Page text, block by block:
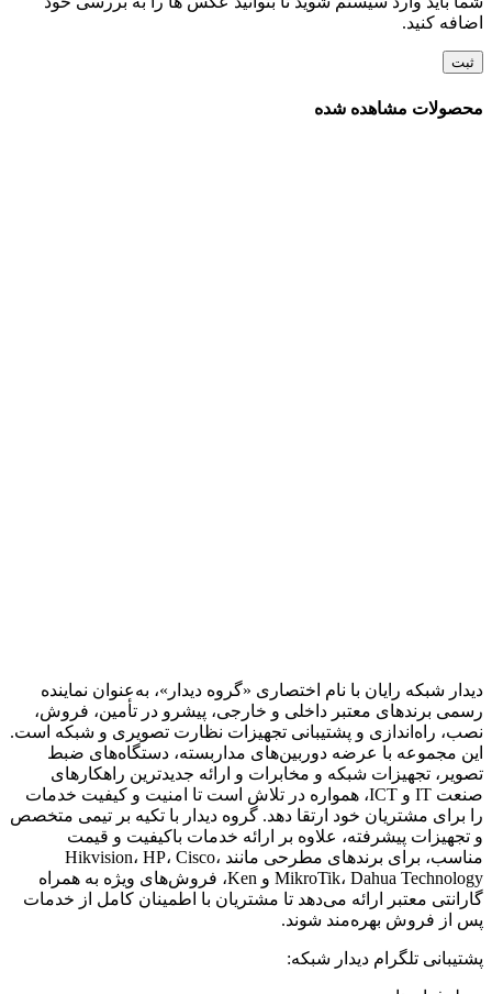
اضافه کنید.
محصولات مشاهده شده
دیدار شبکه رایان با نام اختصاری «گروه دیدار»، به‌عنوان نماینده
رسمی برندهای معتبر داخلی و خارجی، پیشرو در تأمین، فروش،
نصب، راه‌اندازی و پشتیبانی تجهیزات نظارت تصویری و شبکه است.
این مجموعه با عرضه دوربین‌های مداربسته، دستگاه‌های ضبط
تصویر، تجهیزات شبکه و مخابرات و ارائه جدیدترین راهکارهای
صنعت IT و ICT، همواره در تلاش است تا امنیت و کیفیت خدمات
را برای مشتریان خود ارتقا دهد. گروه دیدار با تکیه بر تیمی متخصص
و تجهیزات پیشرفته، علاوه بر ارائه خدمات باکیفیت و قیمت
مناسب، برای برندهای مطرحی مانند Hikvision، HP، Cisco،
MikroTik، Dahua Technology و Ken، فروش‌های ویژه به همراه
گارانتی معتبر ارائه می‌دهد تا مشتریان با اطمینان کامل از خدمات
پس از فروش بهره‌مند شوند.
پشتیبانی تلگرام دیدار شبکه: